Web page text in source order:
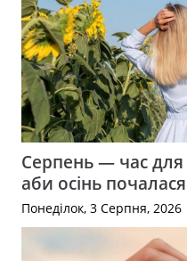
Серпень — час
аби осінь
Понеділок, 3 Серпня, 2026